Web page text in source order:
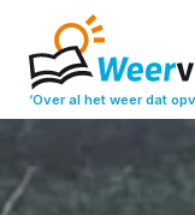
‘Over al het weer dat